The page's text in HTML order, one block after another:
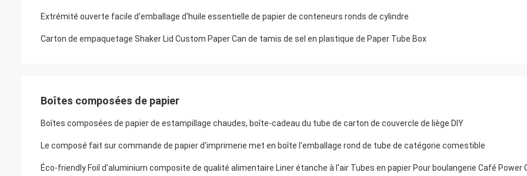
Extrémité ouverte facile d'emballage d'huile essentielle de papier de conteneurs ronds de cylindre
Carton de empaquetage Shaker Lid Custom Paper Can de tamis de sel en plastique de Paper Tube Box
Boîtes composées de papier
Boîtes composées de papier de estampillage chaudes, boîte-cadeau du tube de carton de couvercle de liège DIY
Le composé fait sur commande de papier d'imprimerie met en boîte l'emballage rond de tube de catégorie comestible
Éco-friendly Foil d'aluminium composite de qualité alimentaire Liner étanche à l'air Tubes en papier Pour boulangerie Café Power